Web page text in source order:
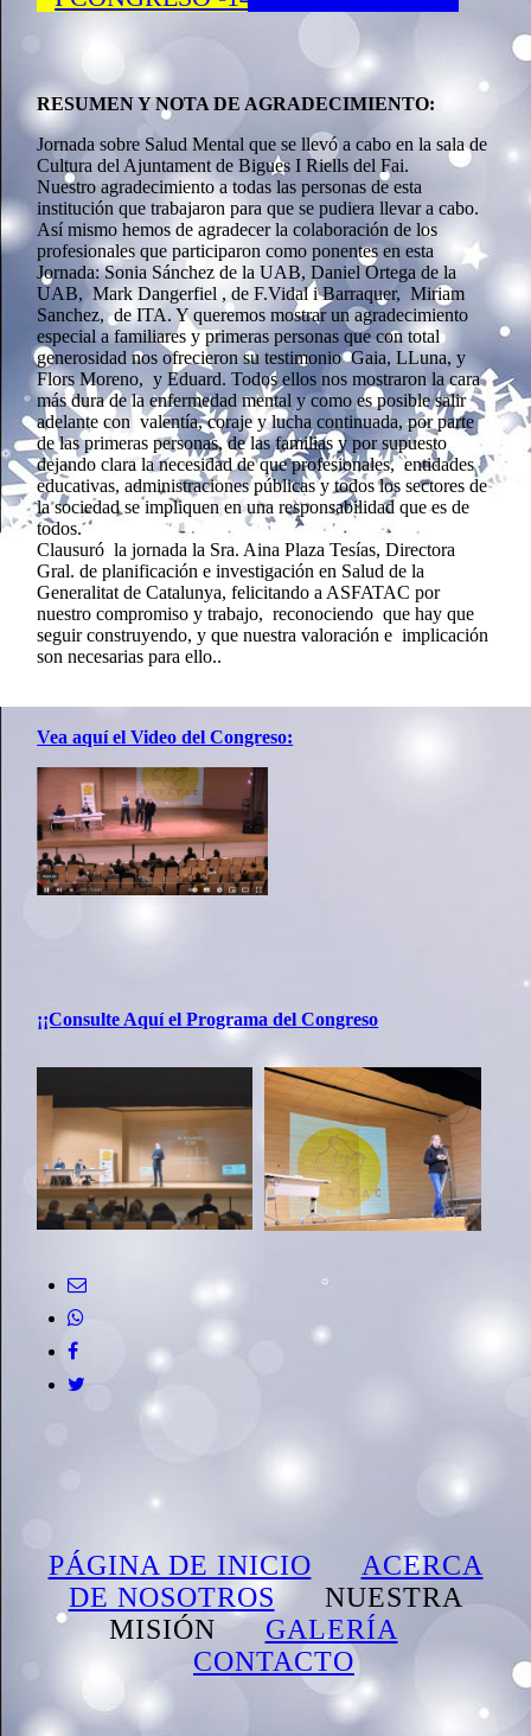
RESUMEN Y NOTA DE AGRADECIMIENTO:
Jornada sobre Salud Mental que se llevó a cabo en la sala de
Cultura del Ajuntament de Bigues I Riells del Fai.
Nuestro agradecimiento a todas las personas de esta
institución que trabajaron para que se pudiera llevar a cabo.
Así mismo hemos de agradecer la colaboración de los
profesionales que participaron como ponentes en esta
Jornada: Sonia Sánchez de la UAB, Daniel Ortega de la
UAB, Mark Dangerfiel , de F.Vidal i Barraquer, Miriam
Sanchez, de ITA. Y queremos mostrar un agradecimiento
especial a familiares y primeras personas que con total
generosidad nos ofrecieron su testimonio Gaia, LLuna, y
Flors Moreno, y Eduard. Todos ellos nos mostraron la cara
más dura de la enfermedad mental y como es posible salir
adelante con valentía, coraje y lucha continuada, por parte
de las primeras personas, de las familias y por supuesto
dejando clara la necesidad de que profesionales, entidades
educativas, administraciones públicas y todos los sectores de
la sociedad se impliquen en una responsabilidad que es de
todos.
Clausuró la jornada la Sra. Aina Plaza Tesías, Directora
Gral. de planificación e investigación en Salud de la
Generalitat de Catalunya, felicitando a ASFATAC por
nuestro compromiso y trabajo, reconociendo que hay que
seguir construyendo, y que nuestra valoración e implicación
son necesarias para ello..
Vea aquí el Video del Congreso:
¡¡Consulte Aquí el Programa del Congreso
PÁGINA DE INICIO
ACERCA
DE NOSOTROS NUESTRA
MISIÓN GALERÍA
CONTACTO